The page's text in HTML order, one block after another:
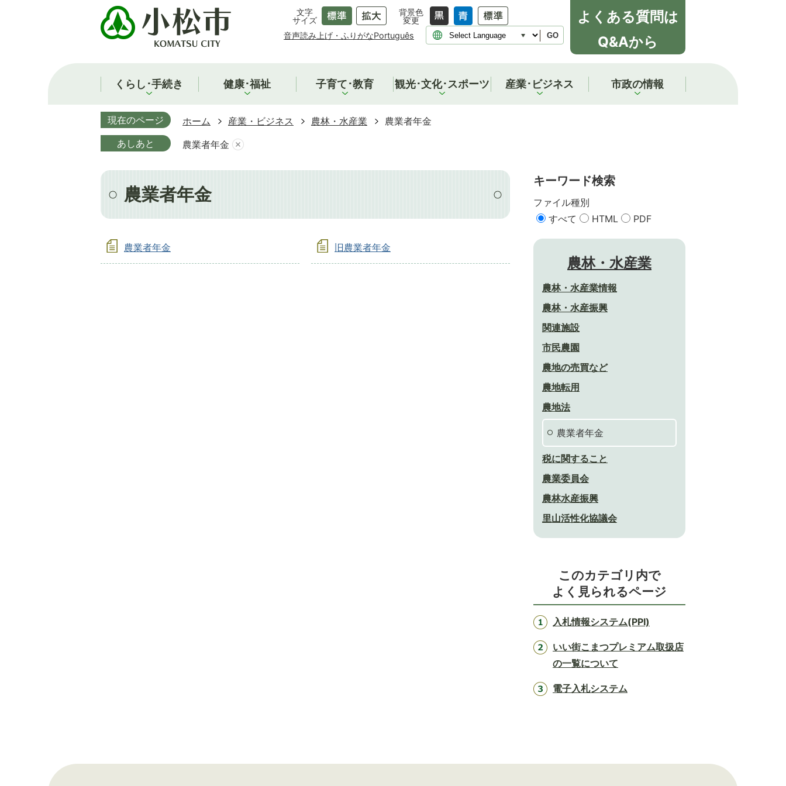
文字
サイズ
背景色
変更
音声読み上げ・ふりがなPortuguês GO
よくある質問は
Q&Aから
くらし･手続き 健康･福祉 子育て･教育 観光･文化･スポーツ 産業･ビジネス 市政の情報
現在のページ ホーム 産業・ビジネス 農林・水産業
農業者年金
あしあと
農業者年金
農業者年金
農業者年金 旧農業者年金
キーワード検索
ファイル種別
すべて
HTML PDF
農林・水産業
農林・水産業情報
農林・水産振興
関連施設
市民農園
農地の売買など
農地転用
農地法
農業者年金
税に関すること
農業委員会
農林水産振興
里山活性化協議会
このカテゴリ内で
よく見られるページ
入札情報システム(PPI)
いい街こまつプレミアム取扱店
の一覧について
電子入札システム